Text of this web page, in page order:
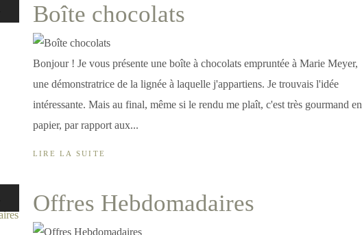
Boîte chocolats
Bonjour ! Je vous présente une boîte à chocolats empruntée à Marie Meyer,
une démonstratrice de la lignée à laquelle j'appartiens. Je trouvais l'idée
intéressante. Mais au final, même si le rendu me plaît, c'est très gourmand en
papier, par rapport aux...
LIRE LA SUITE
Offres Hebdomadaires